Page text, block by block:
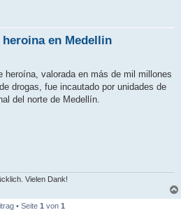
en Medellin
heroína, valorada en más de mil millones
drogas, fue incautado por unidades de
del norte de Medellín.
Vielen Dank!
• Seite 1 von 1